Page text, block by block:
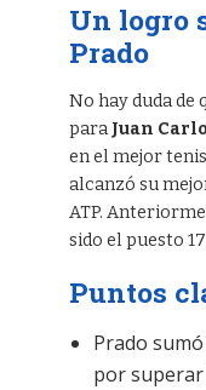
Un logro
Prado
No hay duda de
para Juan
en el mejor
alcanzó su
ATP.
sido el puesto
Puntos
Prado
por